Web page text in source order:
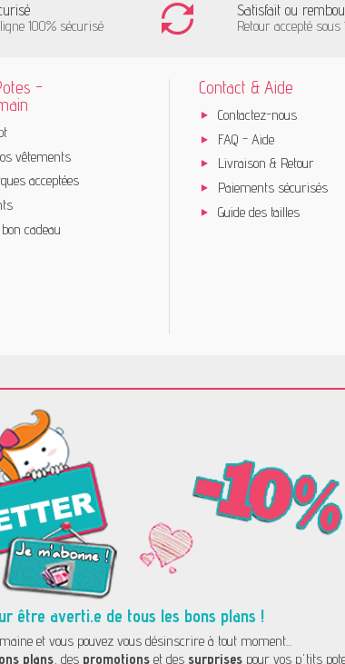
100% sécurisé
Satisfait ou
Retour accepté sous
-
vêtements
acceptées
cadeau
Contact & Aide
Contactez-nous
FAQ - Aide
Livraison & Retour
Paiements sécurisés
Guide des tailles
être averti.e de tous les bons plans !
et vous pouvez vous désinscrire à tout moment...
plans, des promotions et dessurprises pour vos p'tits